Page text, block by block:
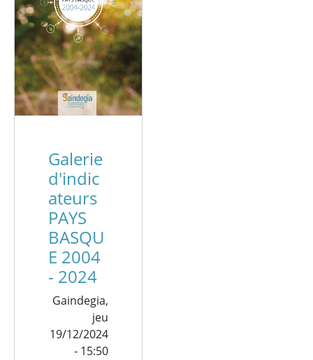
Galerie
d'indic
ateurs
PAYS
BASQU
E 2004
- 2024
Gaindegia,
jeu
19/12/2024
- 15:50